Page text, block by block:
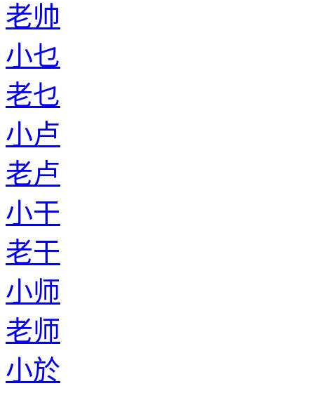
老帅
小乜
老乜
小卢
老卢
小干
老干
小师
老师
小於